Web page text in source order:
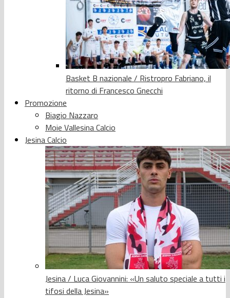
Basket B nazionale / Ristropro Fabriano, il
ritorno di Francesco Gnecchi
Promozione
Biagio Nazzaro
Moie Vallesina Calcio
Jesina Calcio
Jesina / Luca Giovannini: «Un saluto speciale a tutti i
tifosi della Jesina»